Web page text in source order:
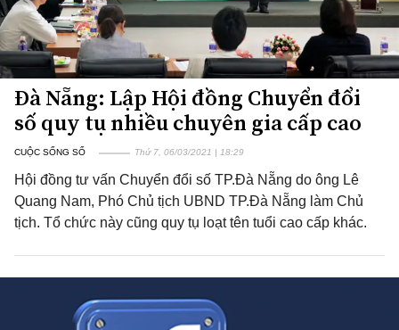
Đà Nẵng: Lập Hội đồng Chuyển đổi
số quy tụ nhiều chuyên gia cấp cao
CUỘC SỐNG SỐ Thứ 7, 06/03/2021 | 18:29
Hội đồng tư vấn Chuyển đổi số TP.Đà Nẵng do ông Lê
Quang Nam, Phó Chủ tịch UBND TP.Đà Nẵng làm Chủ
tịch. Tổ chức này cũng quy tụ loạt tên tuổi cao cấp khác.